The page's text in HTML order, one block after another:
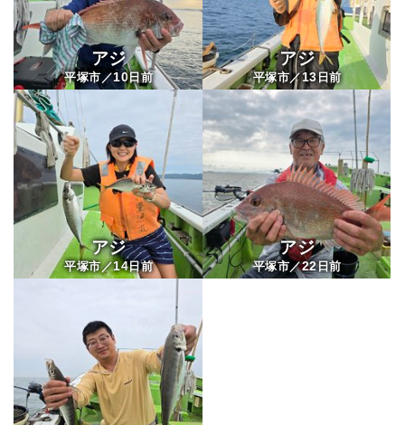
アジ
平塚市／10日前
アジ
平塚市／13日前
アジ
平塚市／14日前
アジ
平塚市／22日前